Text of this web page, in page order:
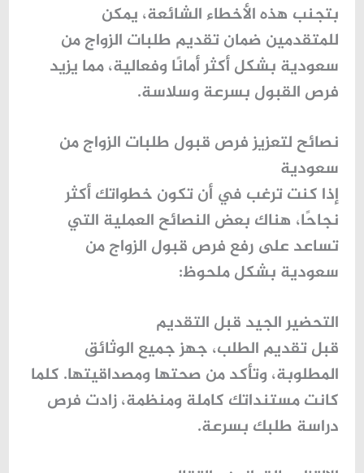
بتجنب هذه الأخطاء الشائعة، يمكن
للمتقدمين ضمان تقديم طلبات الزواج من
سعودية بشكل أكثر أمانًا وفعالية، مما يزيد
فرص القبول بسرعة وسلاسة.
نصائح لتعزيز فرص قبول طلبات الزواج من
سعودية
إذا كنت ترغب في أن تكون خطواتك أكثر
نجاحًا، هناك بعض النصائح العملية التي
تساعد على رفع فرص قبول الزواج من
سعودية بشكل ملحوظ:
التحضير الجيد قبل التقديم
قبل تقديم الطلب، جهز جميع الوثائق
المطلوبة، وتأكد من صحتها ومصداقيتها. كلما
كانت مستنداتك كاملة ومنظمة، زادت فرص
دراسة طلبك بسرعة.